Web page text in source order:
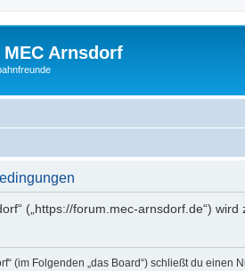
Arnsdorf
(„https://forum.mec-arnsdorf.de“)
(im Folgenden „das Board“) schließt du